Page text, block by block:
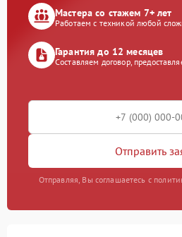
Мастера со стажем 7+ лет
Работаем с техникой любой
Гарантия до 12 месяцев
Составляем договор,
Отправить
Отправляя, Вы соглашаетесь с